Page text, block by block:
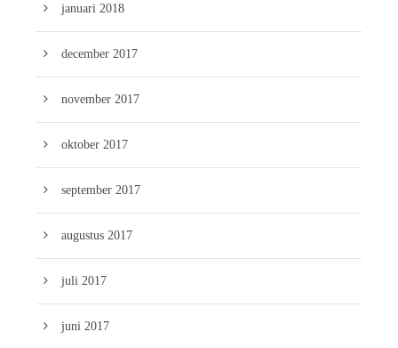
januari 2018
december 2017
november 2017
oktober 2017
september 2017
augustus 2017
juli 2017
juni 2017